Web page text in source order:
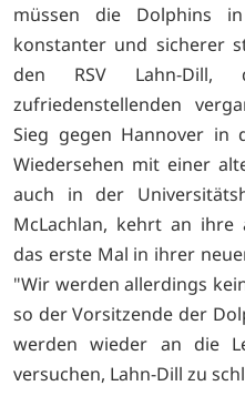
müssen die Dolphins
konstanter und sicherer
den RSV Lahn-
zufriedenstellenden
Sieg gegen Hannover in
Wiedersehen mit einer
auch in der
McLachlan, kehrt an ihre
das erste Mal in ihrer
"Wir werden allerdings
so der Vorsitzende der
werden wieder an die
versuchen, Lahn-Dill zu